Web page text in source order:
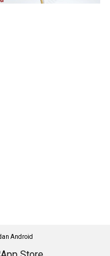
Android